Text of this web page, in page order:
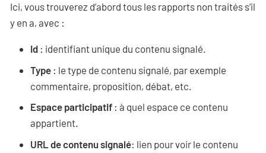
Ici, vous trouverez d’abord tous les rapports non traités s’il
y en a, avec :
Id : identifiant unique du contenu signalé.
Type : le type de contenu signalé, par exemple
commentaire, proposition, débat, etc.
Espace participatif : à quel espace ce contenu
appartient.
URL de contenu signalé: lien pour voir le contenu